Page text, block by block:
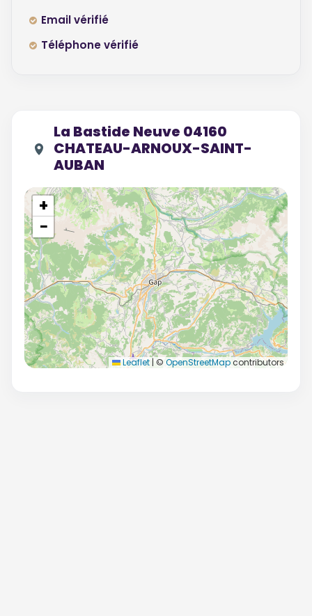
Email vérifié
Téléphone vérifié
La Bastide Neuve 04160
CHATEAU-ARNOUX-SAINT-
AUBAN
+
−
Leaflet | © OpenStreetMapcontributors